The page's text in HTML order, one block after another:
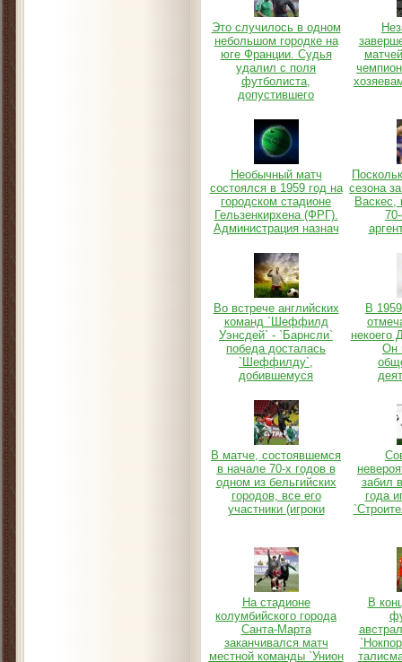
Это случилось в одном
небольшом городке на
юге Франции. Судья
удалил с поля
футболиста,
допустившего
Необычный матч
состоялся в 1959 год на
городском стадионе
Гельзенкирхена (ФРГ).
Администрация назнач
сезона
Васкес,
Во встрече английских
команд `Шеффилд
Уэнсдей` - `Барнсли`
победа досталась
`Шеффилду`,
добившемуся
В
некоего
Он
В матче, состоявшемся
в начале 70-х годов в
одном из бельгийских
городов, все его
участники (игроки
забил
года
На стадионе
колумбийского города
Санта-Марта
заканчивался матч
местной команды `Унион
В